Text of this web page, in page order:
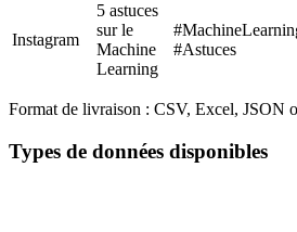
Instagram
5 astuces
sur le
Machine
Learning
#Astuces
Format de livraison : CSV, Excel, JSON
Types de données disponibles